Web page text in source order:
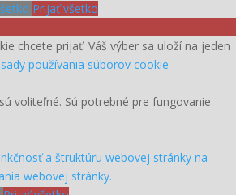
Prijať všetko
chcete prijať. Váš výber sa uloží na jeden
používania súborov cookie
voliteľné. Sú potrebné pre fungovanie
a štruktúru webovej stránky na
webovej stránky.